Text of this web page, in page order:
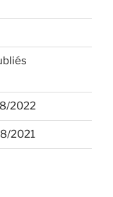
2022
2021